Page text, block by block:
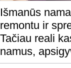
Išmanūs
remontu ir
Tačiau reali
namus,